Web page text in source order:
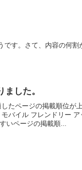
す。さて、内容の何割
した。
たページの掲載順位が
バイル フレンドリー
いページの掲載順...